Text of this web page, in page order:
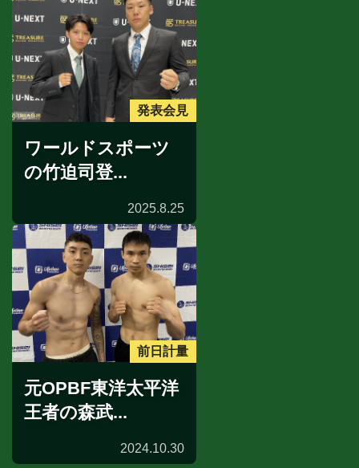
発表会見
ワールドスポーツ
の竹迫司登...
2025.8.25
前日計量
元OPBF東洋太平洋
王者の森武...
2024.10.30